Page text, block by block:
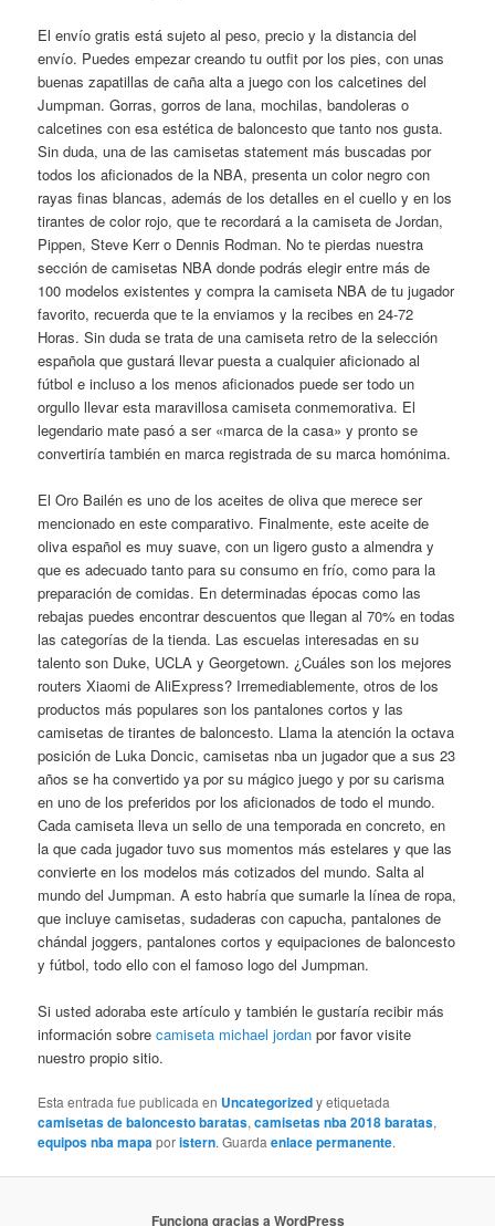
El envío gratis está sujeto al peso, precio y la distancia del
envío. Puedes empezar creando tu outfit por los pies, con unas
buenas zapatillas de caña alta a juego con los calcetines del
Jumpman. Gorras, gorros de lana, mochilas, bandoleras o
calcetines con esa estética de baloncesto que tanto nos gusta.
Sin duda, una de las camisetas statement más buscadas por
todos los aficionados de la NBA, presenta un color negro con
rayas finas blancas, además de los detalles en el cuello y en los
tirantes de color rojo, que te recordará a la camiseta de Jordan,
Pippen, Steve Kerr o Dennis Rodman. No te pierdas nuestra
sección de camisetas NBA donde podrás elegir entre más de
100 modelos existentes y compra la camiseta NBA de tu jugador
favorito, recuerda que te la enviamos y la recibes en 24-72
Horas. Sin duda se trata de una camiseta retro de la selección
española que gustará llevar puesta a cualquier aficionado al
fútbol e incluso a los menos aficionados puede ser todo un
orgullo llevar esta maravillosa camiseta conmemorativa. El
legendario mate pasó a ser «marca de la casa» y pronto se
convertiría también en marca registrada de su marca homónima.
El Oro Bailén es uno de los aceites de oliva que merece ser
mencionado en este comparativo. Finalmente, este aceite de
oliva español es muy suave, con un ligero gusto a almendra y
que es adecuado tanto para su consumo en frío, como para la
preparación de comidas. En determinadas épocas como las
rebajas puedes encontrar descuentos que llegan al 70% en todas
las categorías de la tienda. Las escuelas interesadas en su
talento son Duke, UCLA y Georgetown. ¿Cuáles son los mejores
routers Xiaomi de AliExpress? Irremediablemente, otros de los
productos más populares son los pantalones cortos y las
camisetas de tirantes de baloncesto. Llama la atención la octava
posición de Luka Doncic, camisetas nba un jugador que a sus 23
años se ha convertido ya por su mágico juego y por su carisma
en uno de los preferidos por los aficionados de todo el mundo.
Cada camiseta lleva un sello de una temporada en concreto, en
la que cada jugador tuvo sus momentos más estelares y que las
convierte en los modelos más cotizados del mundo. Salta al
mundo del Jumpman. A esto habría que sumarle la línea de ropa,
que incluye camisetas, sudaderas con capucha, pantalones de
chándal joggers, pantalones cortos y equipaciones de baloncesto
y fútbol, todo ello con el famoso logo del Jumpman.
Si usted adoraba este artículo y también le gustaría recibir más
información sobrecamiseta michael jordan por favor visite
nuestro propio sitio.
Esta entrada fue publicada en Uncategorizedy etiquetada
camisetas de baloncesto baratas,camisetas nba 2018 baratas,
equipos nba mapaporistern. Guardaenlace permanente.
Funciona gracias a WordPress